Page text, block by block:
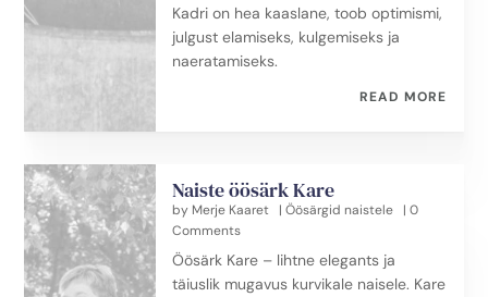
Kadri on hea kaaslane, toob optimismi,
julgust elamiseks, kulgemiseks ja
naeratamiseks.
READ MORE
Naiste öösärk Kare
by Merje Kaaret |Öösärgid naistele
| 0
Comments
Öösärk Kare – lihtne elegants ja
täiuslik mugavus kurvikale naisele. Kare